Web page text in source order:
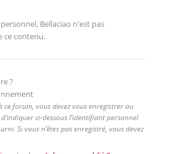
Bellaciao n'est pas
ce contenu.
?
forum, vous devez vous enregistrer au
ci-dessous l’identifiant personnel
Si vous n’êtes pas enregistré, vous devez